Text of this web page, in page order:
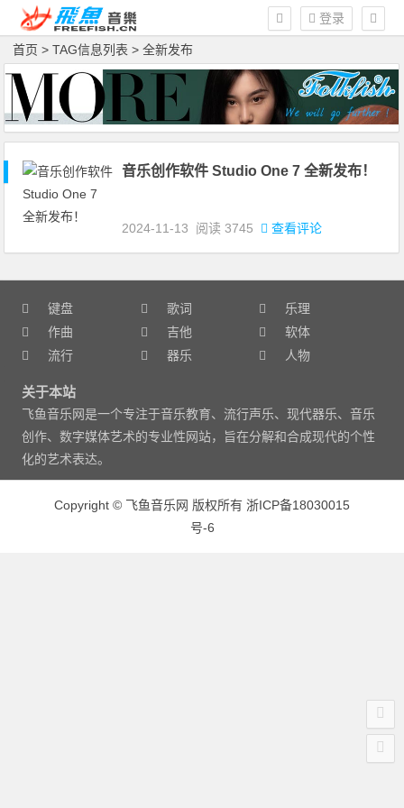
登录
首页 > TAG信息列表 > 全新发布
音乐创作软件 Studio One 7 全新发布！
2024-11-13 阅读3745 查看评论
键盘 歌词
乐理
作曲
吉他
软体
流行
器乐 人物
关于本站
飞鱼音乐网是一个专注于音乐教育、流行声乐、现代器乐、音乐
创作、数字媒体艺术的专业性网站，旨在分解和合成现代的个性
化的艺术表达。
Copyright © 飞鱼音乐网 版权所有 浙ICP备18030015
号-6